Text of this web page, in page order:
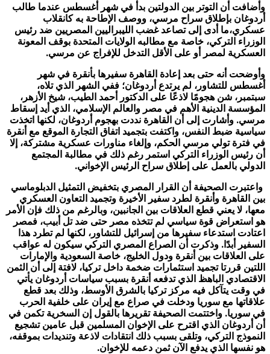
وأضافت أن التوتر بين الدولتين بدأ في شهر أغسطس عندما طالب
أردوغان بإطلاق سراح مرسي، ووصف الإطاحة به كانقلاب
عسكري،ما أدى إلى تصاعد غضب الليبراليين المصريين ضد رئيس
الوزراء التركي، خاصة مع مطالبه الولايات المتحدة بوقف المعونة
العسكرية لمصر أو على الأقل التدخل للإفراج عن مرسي.
وأوضحت أنه حتى بعد إعادة القاهرة سفيرها بأنقرة في شهر
أغسطس للتشاور، لم يرتدع أردوغان؛ ففي الشهر الذي تلاه،
سبتمبر، شن هجومًا لاذعًا على الدكتور أحمد الطيب، شيخ الأزهر،
المؤسسة الدينية الأهم في مصر والعالم الإسلامي، الذي أيد إسقاط
مرسي. وأشارت إلى أن القاهرة نددت بهجوم أردوغان، لكنها اتخذت
سياسية ضبط النفس، واكتفت بتجميد اتفاق التجارة الموقع مع أنقرة
في فترة تولي مرسي الحكم، وإلغاء مناورات عسكرية مشتركة، إلا
أن رئيس الوزراء التركي استمر رغم ذلك في مطالبة المجتمع
الدولي بالعمل على إطلاق سراح الرئيس الإخواني.
واعتبرت الصحيفة أن القرار المصري بتخفيض التمثيل الدبلوماسي
بين القاهرة وأنقرة لطرد سفير الأخيرة وتجميد التعاون العسكري
معها، لا يعني قطع العلاقات بين الجانبين، وبالرغم من ذلك فإن الأمر
هو استعراض قوة سياسي لم تتخذه مصر حتى ضد تل أبيب، فمصر
اعتادت استدعاء سفيرها من إسرائيل للتشاور، لكنها لم تطرد هذا
السفير أبدًا. وذكرت أن الصراع المصري التركي سيكون له عواقب
على العلاقات بين أنقرة ودول الخليج، خاصة السعودية والإمارات
اللتين قررتا تجميد استثمارات ضخمة داخل تركيا، لافتة إلى أن الثمن
الاقتصادي الباهظ الذي تدفعه أنقرة بسبب سياسات أردوغان يأتي
في وقت يتآكل فيه مركز تركيا بالشرق الأوسط، وذلك بعد قطع
علاقاتها مع سوريا ودخلت في صراع مع إيران على خلفية الحرب
في سوريا. واختتمت الصحيفة تقريرها بالقول إن السخرية تكمن في
أن أردوغان الذي اقترح على الإخوان المسلمين قبل عامين تشجيع
النموذج التركي، وتلقى بسبب ذلك انتقادات لاذعة وتنديدات بموقفه،
هو نفسها الذي يدفع الآن ثمن دعمه للإخوان.